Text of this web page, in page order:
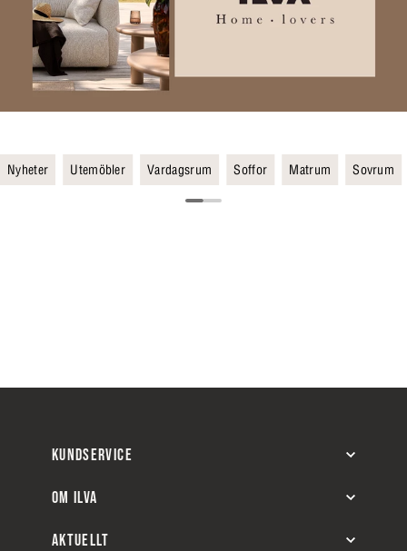
Nyheter Utemöbler Vardagsrum Soffor Matrum Sovrum
KUNDSERVICE
OM ILVA
AKTUELLT